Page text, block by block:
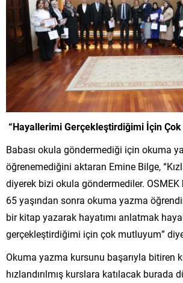
“Hayallerimi Gerçekleştirdiğimi İçin
Babası okula göndermediği için okuma
öğrenemediğini aktaran Emine Bilge,
diyerek bizi okula göndermediler. OSMEK
65 yaşından sonra okuma yazma
bir kitap yazarak hayatımı anlatmak
gerçekleştirdiğimi için çok mutluyum”
Okuma yazma kursunu başarıyla bitiren
hızlandırılmış kurslara katılacak burada